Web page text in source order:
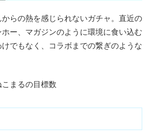
らの熱を感じられないガチャ。直近の
ー、マガジンのように環境に食い込む
けでもなく、コラボまでの繋ぎのような
こまるの目標数